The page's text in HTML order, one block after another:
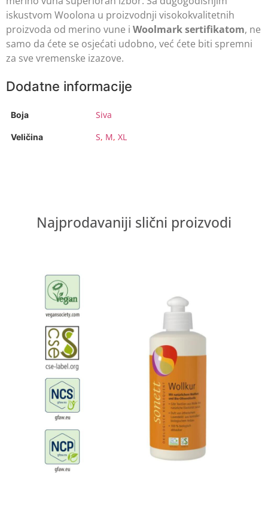
iskustvom Woolona u proizvodnji visokokvalitetnih
proizvoda od merino vune i Woolmark sertifikatom, ne
samo da ćete se osjećati udobno, već ćete biti spremni
za sve vremenske izazove.
Dodatne informacije
Boja Siva
Veličina S, M, XL
Najprodavaniji slični proizvodi